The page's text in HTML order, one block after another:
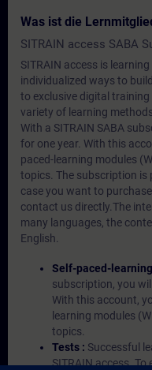
Was ist die
SITRAIN access SABA
SITRAIN access is
individualized ways to
to exclusive digital
variety of learning
With a SITRAIN SABA
for one year. With this
paced-learning modules
topics. The subscription
case you want to
contact us directly.The
many languages, the
English.
Self-paced-
subscription, you
With this account,
learning modules
topics.
Tests : Successful
SITRAIN access.